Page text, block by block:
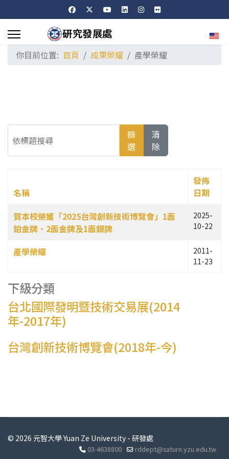
選擇
你目前位置: 首頁 成果榮耀 產學榮耀
篩
選
清
除
文章列表
名稱
發佈
日期
賀本校榮獲「2025台灣創新技術博覽會」1面
鉑金牌、2面金牌及1面銀牌
2025-
10-22
產學榮耀
2011-
11-23
下級分類
台北國際發明暨技術交易展(2014
年-2017年)
台灣創新技術博覽會(2018年-今)
© 2026 元智大學 Yuan Ze University - 研發處
03-4638800 rddept@saturn.yzu.edu.tw